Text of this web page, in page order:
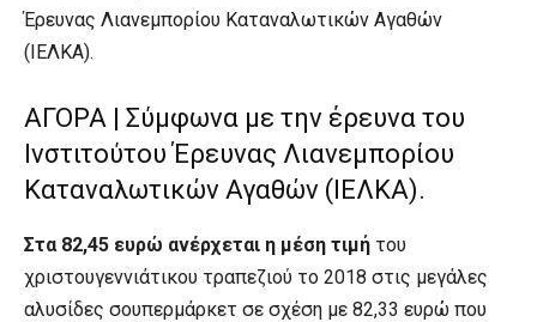
Έρευνας Λιανεμπορίου Καταναλωτικών Αγαθών
(ΙΕΛΚΑ).
ΑΓΟΡΑ | Σύμφωνα με την έρευνα του
Ινστιτούτου Έρευνας Λιανεμπορίου
Καταναλωτικών Αγαθών (ΙΕΛΚΑ).
Στα 82,45 ευρώ ανέρχεται η μέση τιμή του
χριστουγεννιάτικου τραπεζιού το 2018 στις μεγάλες
αλυσίδες σουπερμάρκετ σε σχέση με 82,33 ευρώ που